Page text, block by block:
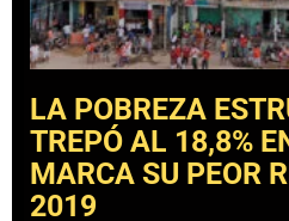
LA POBREZA
TREPÓ AL 18,8%
MARCA SU PEOR
2019